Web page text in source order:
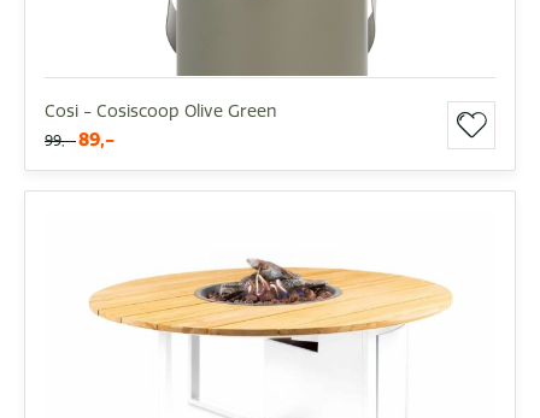
Cosi - Cosiscoop Olive Green
99,- 89,-